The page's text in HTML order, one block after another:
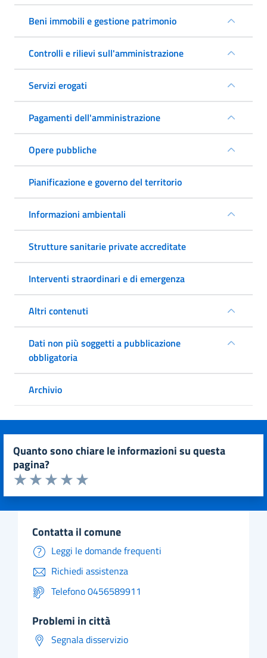
Beni immobili e gestione patrimonio
Controlli e rilievi sull'amministrazione
Servizi erogati
Pagamenti dell'amministrazione
Opere pubbliche
Pianificazione e governo del territorio
Informazioni ambientali
Strutture sanitarie private accreditate
Interventi straordinari e di emergenza
Altri contenuti
Dati non più soggetti a pubblicazione
obbligatoria
Archivio
quanto sono chiare le informazioni su questa
pagina?
Valuta da 1 a 5 stelle la pagina
Valuta 5 stelle su 5
Valuta 4 stelle su 5
Valuta 3 stelle su 5
Valuta 2 stelle su 5
Valuta 1 stelle su 5
contatta il comune
Leggi le domande frequenti
Richiedi assistenza
Telefono 0456589911
problemi in città
Segnala disservizio